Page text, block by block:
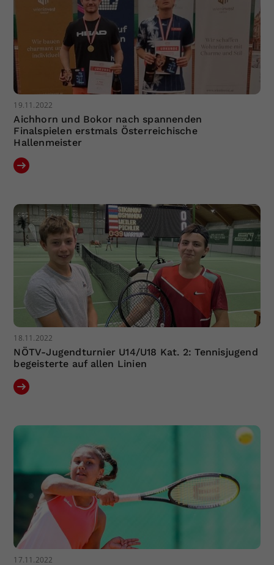
19.11.2022
Aichhorn und Bokor nach spannenden
Finalspielen erstmals Österreichische
Hallenmeister
18.11.2022
NÖTV-Jugendturnier U14/U18 Kat. 2: Tennisjugend
begeisterte auf allen Linien
17.11.2022